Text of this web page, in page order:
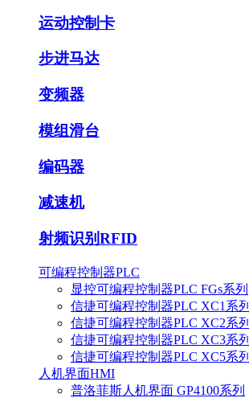
运动控制卡
步进马达
变频器
模组滑台
编码器
减速机
射频识别RFID
可编程控制器PLC
显控可编程控制器PLC FGs系列
信捷可编程控制器PLC XC1系列
信捷可编程控制器PLC XC2系列
信捷可编程控制器PLC XC3系列
信捷可编程控制器PLC XC5系列
人机界面HMI
普洛菲斯人机界面 GP4100系列